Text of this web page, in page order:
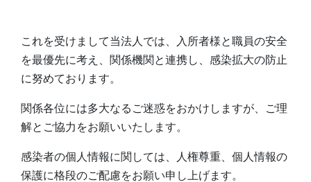
これを受けまして当法人では、入所者様と職員の安全
を最優先に考え、関係機関と連携し、感染拡大の防止
に努めております。
関係各位には多大なるご迷惑をおかけしますが、ご理
解とご協力をお願いいたします。
感染者の個人情報に関しては、人権尊重、個人情報の
保護に格段のご配慮をお願い申し上げます。